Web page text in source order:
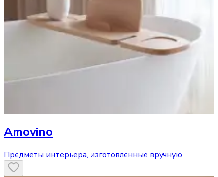
Amovino
Предметы интерьера, изготовленные вручную